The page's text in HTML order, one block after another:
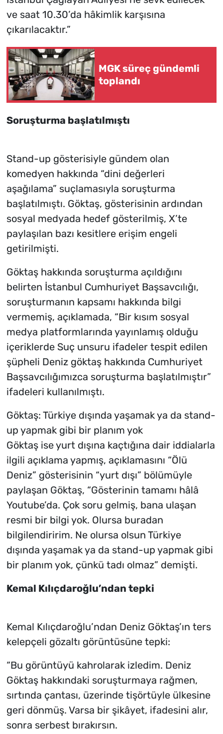
ve saat 10.30’da hâkimlik karşısına
çıkarılacaktır.”
MGK süreç gündemli
toplandı
Soruşturma başlatılmıştı
Stand-up gösterisiyle gündem olan
komedyen hakkında “dini değerleri
aşağılama” suçlamasıyla soruşturma
başlatılmıştı. Göktaş, gösterisinin ardından
sosyal medyada hedef gösterilmiş, X’te
paylaşılan bazı kesitlere erişim engeli
getirilmişti.
Göktaş hakkında soruşturma açıldığını
belirten İstanbul Cumhuriyet Başsavcılığı,
soruşturmanın kapsamı hakkında bilgi
vermemiş, açıklamada, “Bir kısım sosyal
medya platformlarında yayınlamış olduğu
içeriklerde Suç unsuru ifadeler tespit edilen
şüpheli Deniz göktaş hakkında Cumhuriyet
Başsavcılığımızca soruşturma başlatılmıştır”
ifadeleri kullanılmıştı.
Göktaş: Türkiye dışında yaşamak ya da stand-
up yapmak gibi bir planım yok
Göktaş ise yurt dışına kaçtığına dair iddialarla
ilgili açıklama yapmış, açıklamasını “Ölü
Deniz” gösterisinin “yurt dışı” bölümüyle
paylaşan Göktaş, “Gösterinin tamamı hâlâ
Youtube’da. Çok soru gelmiş, bana ulaşan
resmi bir bilgi yok. Olursa buradan
bilgilendiririm. Ne olursa olsun Türkiye
dışında yaşamak ya da stand-up yapmak gibi
bir planım yok, çünkü tadı olmaz” demişti.
Kemal Kılıçdaroğlu’ndan tepki
Kemal Kılıçdaroğlu’ndan Deniz Göktaş’ın ters
kelepçeli gözaltı görüntüsüne tepki:
“Bu görüntüyü kahrolarak izledim. Deniz
Göktaş hakkındaki soruşturmaya rağmen,
sırtında çantası, üzerinde tişörtüyle ülkesine
geri dönmüş. Varsa bir şikâyet, ifadesini alır,
sonra serbest bırakırsın.